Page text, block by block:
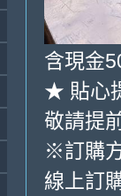
含現金
★ 貼心
敬請提
※訂購
線上訂